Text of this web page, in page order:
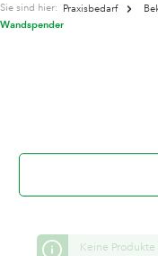
Sie sind hier: Praxisbedarf
Wandspender
Keine